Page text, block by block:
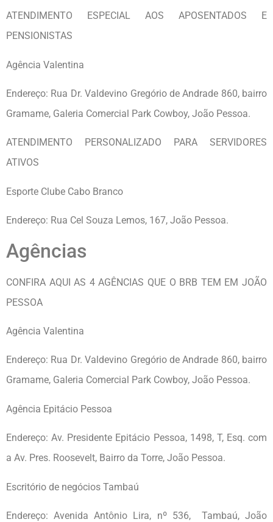
ATENDIMENTO ESPECIAL AOS APOSENTADOS E
PENSIONISTAS
Agência Valentina
Endereço: Rua Dr. Valdevino Gregório de Andrade 860, bairro
Gramame, Galeria Comercial Park Cowboy, João Pessoa.
ATENDIMENTO PERSONALIZADO PARA SERVIDORES
ATIVOS
Esporte Clube Cabo Branco
Endereço: Rua Cel Souza Lemos, 167, João Pessoa.
Agências
CONFIRA AQUI AS 4 AGÊNCIAS QUE O BRB TEM EM JOÃO
PESSOA
Agência Valentina
Endereço: Rua Dr. Valdevino Gregório de Andrade 860, bairro
Gramame, Galeria Comercial Park Cowboy, João Pessoa.
Agência Epitácio Pessoa
Endereço: Av. Presidente Epitácio Pessoa, 1498, T, Esq. com
a Av. Pres. Roosevelt, Bairro da Torre, João Pessoa.
Escritório de negócios Tambaú
Endereço: Avenida Antônio Lira, nº 536, Tambaú, João